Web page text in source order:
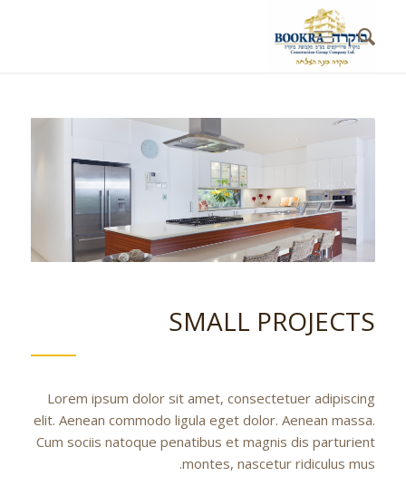
SMALL PROJECTS
Lorem ipsum dolor sit amet, consectetuer adipiscing
elit. Aenean commodo ligula eget dolor. Aenean massa.
Cum sociis natoque penatibus et magnis dis parturient
montes, nascetur ridiculus mus.